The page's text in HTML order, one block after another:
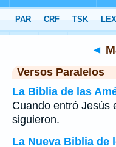
>Mateo > Capítulo 8> Verso 23
◄
Versos Paralelos
La Biblia de las
Cuando entró Jesús
siguieron.
La Nueva Biblia de